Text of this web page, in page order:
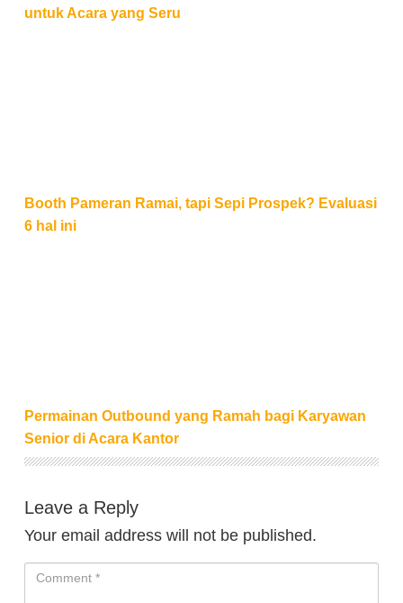
untuk Acara yang Seru
Booth Pameran Ramai, tapi Sepi Prospek? Evaluasi
6 hal ini
Permainan Outbound yang Ramah bagi Karyawan
Senior di Acara Kantor
Leave a Reply
Your email address will not be published.